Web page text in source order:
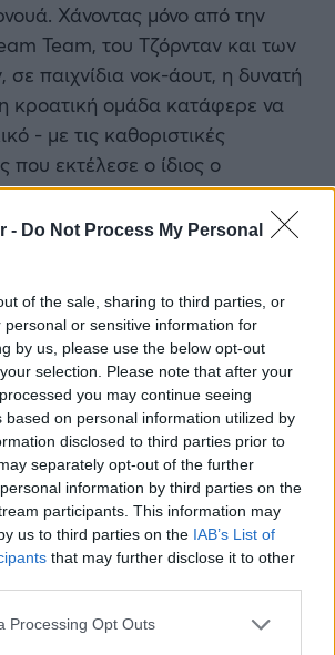
- Do Not Process My Personal
of the sale, sharing to third parties, or
personal or sensitive information for
by us, please use the below opt-out
selection. Please note that after your
you may continue seeing
based on personal information utilized by
disclosed to third parties prior to
separately opt-out of the further
information by third parties on the
participants. This information may
us to third parties on the IAB’s List of
that may further disclose it to other
website/app uses one or more Google
Processing Opt Outs
Χάνοντας μόνο από την
Team, του Τζόρνταν και των
παιχνίδια νοκ-άουτ, η δυνατή
κροατική ομάδα κατάφερε να
- με τις καθοριστικές
που εκτέλεσε ο ίδιος ο
με τη, διαλυμένη πια,